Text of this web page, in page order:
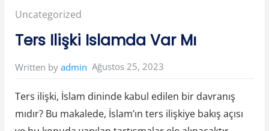
Posted
in:
Uncategorized
Ters Ilişki Islamda Var Mı
Written by admin Ağustos 25, 2023
Ters ilişki, İslam dininde kabul edilen bir davranış
mıdır? Bu makalede, İslam’ın ters ilişkiye bakış açısı